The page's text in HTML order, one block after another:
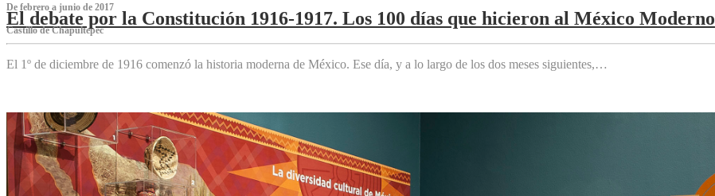
De febrero a junio de 2017
El debate por la Constitución 1916-1917. Los 100 días que hicieron al México Moderno
Castillo de Chapultepec
El 1º de diciembre de 1916 comenzó la historia moderna de México. Ese día, y a lo largo de los dos meses siguientes,…